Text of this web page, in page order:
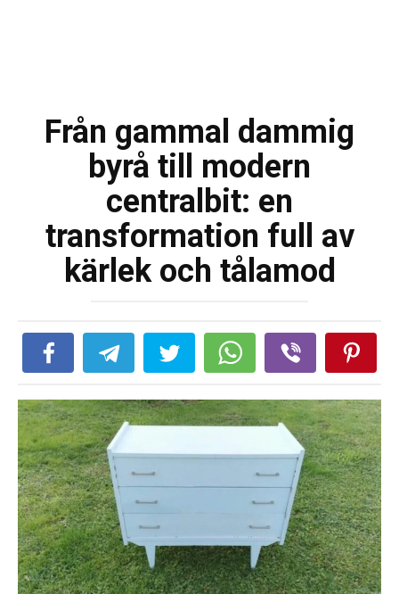
Från gammal dammig
byrå till modern
centralbit: en
transformation full av
kärlek och tålamod